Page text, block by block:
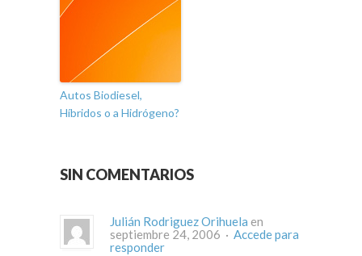
Autos Biodiesel,
Híbridos o a Hidrógeno?
SIN COMENTARIOS
Julián Rodriguez Orihuela en
septiembre 24, 2006 · Accede para
responder